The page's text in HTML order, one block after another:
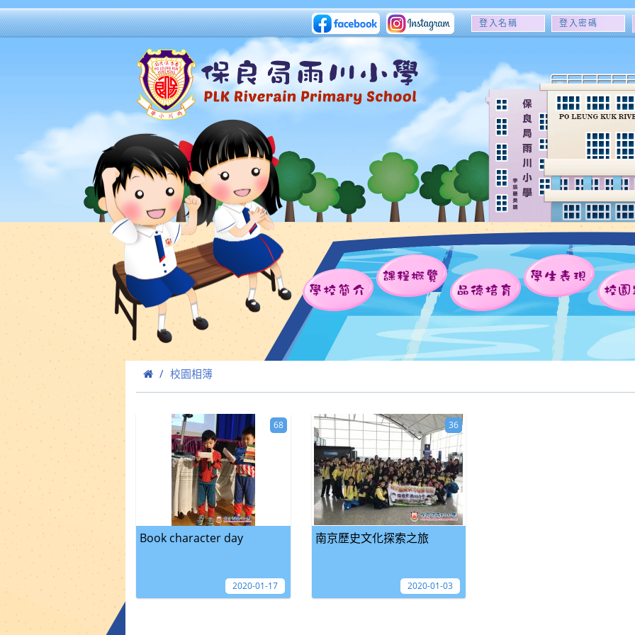
登
名
稱
登
密
碼
學校簡介
課程概覽
品德培育
學生表現
校
校園相簿
Book character day
68
2020-01-17
南京歷史文化探索之旅
36
2020-01-03